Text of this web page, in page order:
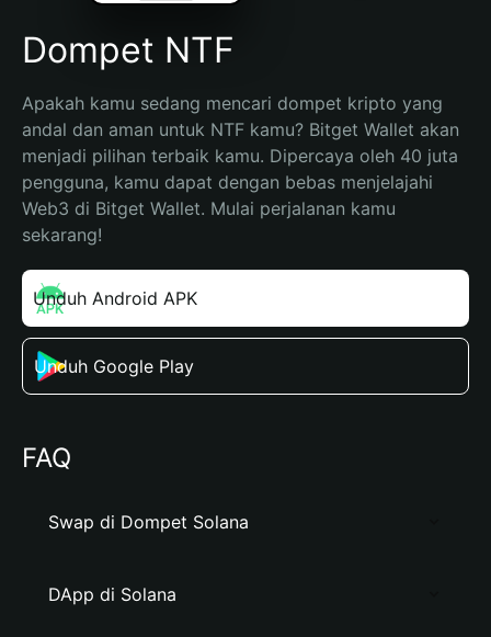
Dompet NTF
Apakah kamu sedang mencari dompet kripto yang
andal dan aman untuk NTF kamu? Bitget Wallet akan
menjadi pilihan terbaik kamu. Dipercaya oleh 40 juta
pengguna, kamu dapat dengan bebas menjelajahi
Web3 di Bitget Wallet. Mulai perjalanan kamu
sekarang!
Unduh Android APK
Unduh Google Play
FAQ
Swap di Dompet Solana
DApp di Solana